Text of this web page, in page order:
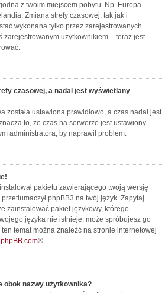
z twoim miejscem pobytu. Np. Europa
Zmiana strefy czasowej, tak jak i
wykonana tylko przez zarejestrowanych
zarejestrowanym użytkownikiem – teraz jest
czasowej, a nadal jest wyświetlany
została ustawiona prawidłowo, a czas nadal jest
to, że czas na serwerze jest ustawiony
administratora, by naprawił problem.
pakietu zawierającego twoją wersję
phpBB3 na twój język. Zapytaj
zainstalować pakiet językowy, którego
języka nie istnieje, może spróbujesz go
temat można znaleźć na stronie internetowej
phpBB.com®
obok nazwy użytkownika?